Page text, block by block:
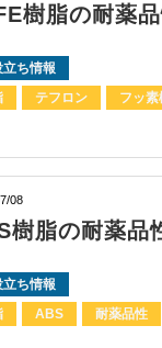
樹脂の耐薬
立ち情報
テフロン フッ素
08
樹脂の耐薬品
立ち情報
ABS 耐薬品性